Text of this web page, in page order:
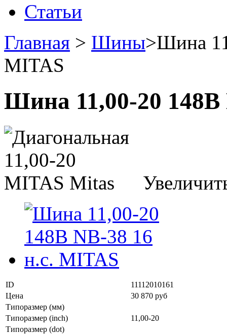
Статьи
Главная > Шины>Шина
MITAS
Шина 11,00-20 148B
ID
11112010161
Цена
30 870 руб
Типоразмер (мм)
Типоразмер (inch)
11,00-20
Типоразмер (dot)